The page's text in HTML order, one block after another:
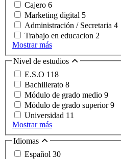
Cajero 6
Marketing digital 5
Administración / Secretaria 4
Trabajo en educacion 2
Mostrar más
Nivel de estudios
E.S.O 118
Bachillerato 8
Módulo de grado medio 9
Módulo de grado superior9
Universidad 11
Mostrar más
Idiomas
Español 30